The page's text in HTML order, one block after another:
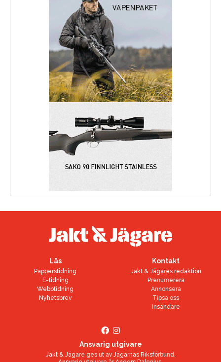
Läs
Papperstidning
E-tidning
Webbtidning
Nyhetsbrev
Kontakt
Jakt & Jägares redaktion
Prenumerera
Annonsera
Tipsa oss
Insändare
Ansvarig utgivare
Jakt & Jägare ges ut av Jägarnas Riksförbund.